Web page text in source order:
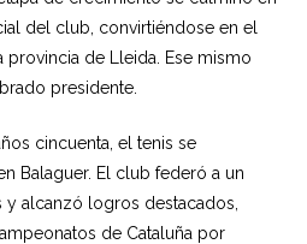
del club, convirtiéndose en el
de Lleida. Ese mismo
presidente.
cincuenta, el tenis se
Balaguer. El club federó a un
alcanzó logros destacados,
de Cataluña por